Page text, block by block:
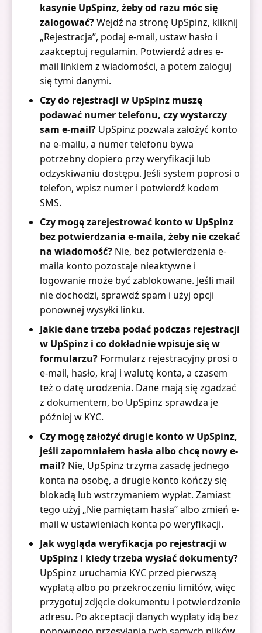
kasynie UpSpinz, żeby od razu móc się
zalogować?Wejdź na stronę UpSpinz, kliknij
„Rejestracja”, podaj e-mail, ustaw hasło i
zaakceptuj regulamin. Potwierdź adres e-
mail linkiem z wiadomości, a potem zaloguj
się tymi danymi.
Czy do rejestracji w UpSpinz muszę
podawać numer telefonu, czy wystarczy
sam e-mail? UpSpinz pozwala założyć konto
na e-mailu, a numer telefonu bywa
potrzebny dopiero przy weryfikacji lub
odzyskiwaniu dostępu. Jeśli system poprosi o
telefon, wpisz numer i potwierdź kodem
SMS.
Czy mogę zarejestrować konto w UpSpinz
bez potwierdzania e-maila, żeby nie czekać
na wiadomość? Nie, bez potwierdzenia e-
maila konto pozostaje nieaktywne i
logowanie może być zablokowane. Jeśli mail
nie dochodzi, sprawdź spam i użyj opcji
ponownej wysyłki linku.
Jakie dane trzeba podać podczas rejestracji
w UpSpinz i co dokładnie wpisuje się w
formularzu? Formularz rejestracyjny prosi o
e-mail, hasło, kraj i walutę konta, a czasem
też o datę urodzenia. Dane mają się zgadzać
z dokumentem, bo UpSpinz sprawdza je
później w KYC.
Czy mogę założyć drugie konto w UpSpinz,
jeśli zapomniałem hasła albo chcę nowy e-
mail? Nie, UpSpinz trzyma zasadę jednego
konta na osobę, a drugie konto kończy się
blokadą lub wstrzymaniem wypłat. Zamiast
tego użyj „Nie pamiętam hasła” albo zmień e-
mail w ustawieniach konta po weryfikacji.
Jak wygląda weryfikacja po rejestracji w
UpSpinz i kiedy trzeba wysłać dokumenty?
UpSpinz uruchamia KYC przed pierwszą
wypłatą albo po przekroczeniu limitów, więc
przygotuj zdjęcie dokumentu i potwierdzenie
adresu. Po akceptacji danych wypłaty idą bez